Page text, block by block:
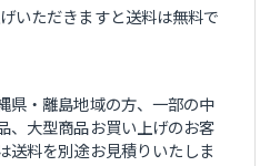
いただきますと送料は無料で
県・離島地域の方、一部の中
、大型商品お買い上げのお客
送料を別途お見積りいたしま